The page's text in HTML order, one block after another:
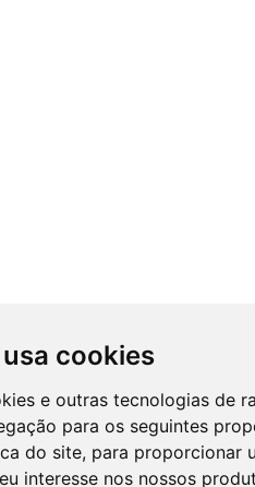
cookies
e outras tecnologias de
para os seguintes
do site, para proporcionar
interesse nos nossos